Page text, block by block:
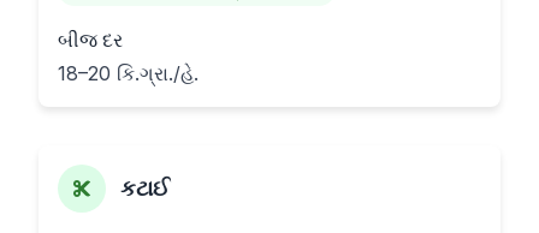
બીજ દર
18–20 કિ.ગ્રા./હે.
કટાઈ